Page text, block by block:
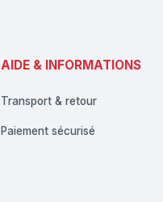
AIDE & INFORMATIONS
Transport & retour
Paiement sécurisé